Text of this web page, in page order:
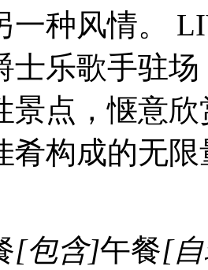
一种风情。
士乐歌手驻
景点，惬意
肴构成的无
[包含]午餐[